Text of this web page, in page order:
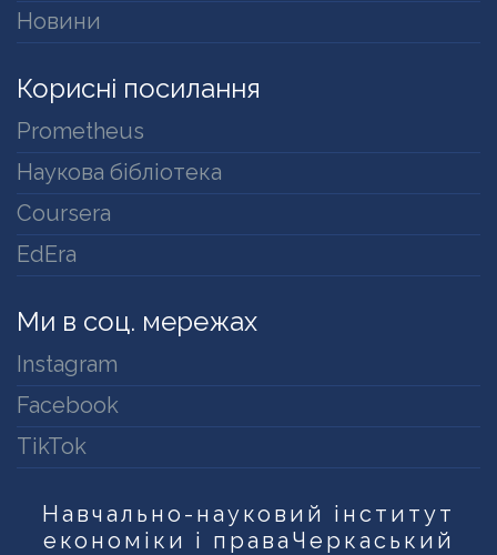
Новини
Корисні посилання
Prometheus
Наукова бібліотека
Coursera
EdEra
Ми в соц. мережах
Instagram
Facebook
TikTok
Навчально-науковий інститут
економіки і права Черкаський